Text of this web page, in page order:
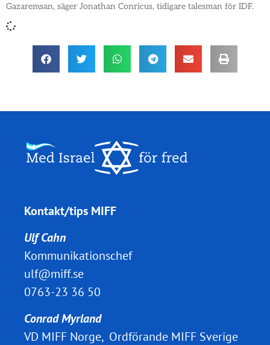
Gazaremsan, säger Jonathan Conricus, tidigare talesman för IDF.
Kontakt/tips MIFF
Ulf Cahn
Kommunikationschef
ulf@miff.se
0763-23 36 50
Conrad Myrland
VD MIFF Norge, Ordförande MIFF Sverige